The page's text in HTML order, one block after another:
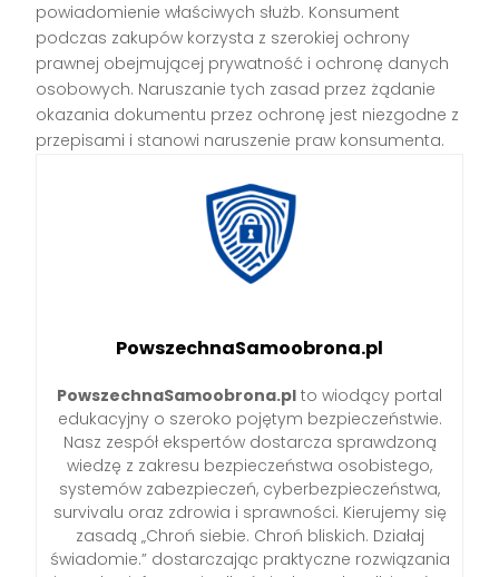
powiadomienie właściwych służb. Konsument
podczas zakupów korzysta z szerokiej ochrony
prawnej obejmującej prywatność i ochronę danych
osobowych. Naruszanie tych zasad przez żądanie
okazania dokumentu przez ochronę jest niezgodne z
przepisami i stanowi naruszenie praw konsumenta.
PowszechnaSamoobrona.pl
PowszechnaSamoobrona.pl to wiodący portal
edukacyjny o szeroko pojętym bezpieczeństwie.
Nasz zespół ekspertów dostarcza sprawdzoną
wiedzę z zakresu bezpieczeństwa osobistego,
systemów zabezpieczeń, cyberbezpieczeństwa,
survivalu oraz zdrowia i sprawności. Kierujemy się
zasadą „Chroń siebie. Chroń bliskich. Działaj
świadomie.” dostarczając praktyczne rozwiązania